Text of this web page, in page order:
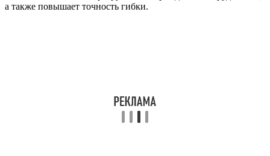
а также повышает точность гибки.